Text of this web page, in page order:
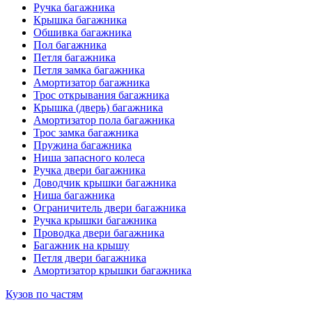
Ручка багажника
Крышка багажника
Обшивка багажника
Пол багажника
Петля багажника
Петля замка багажника
Амортизатор багажника
Трос открывания багажника
Крышка (дверь) багажника
Амортизатор пола багажника
Трос замка багажника
Пружина багажника
Ниша запасного колеса
Ручка двери багажника
Доводчик крышки багажника
Ниша багажника
Ограничитель двери багажника
Ручка крышки багажника
Проводка двери багажника
Багажник на крышу
Петля двери багажника
Амортизатор крышки багажника
Кузов по частям